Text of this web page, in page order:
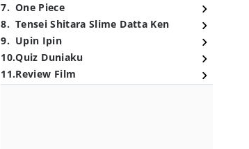
7. One Piece
8. Tensei Shitara Slime Datta Ken
9. Upin Ipin
10.Quiz Duniaku
11.Review Film